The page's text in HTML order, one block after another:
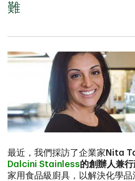
難
最近，我們採訪了企業家 Nita
Dalcini Stainless的創辦人兼
家用食品級廚具，以解決化學